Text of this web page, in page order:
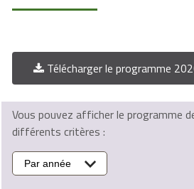
Télécharger le programme
Vous pouvez afficher le programme
différents critères :
Par année